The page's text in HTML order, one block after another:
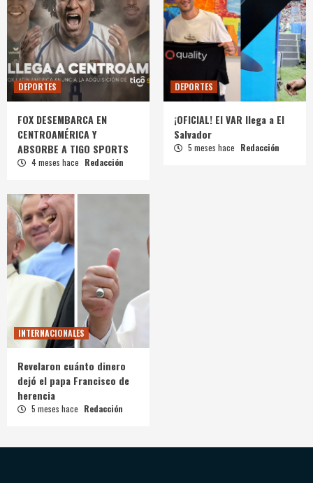
DEPORTES
FOX DESEMBARCA EN
CENTROAMÉRICA Y
ABSORBE A TIGO SPORTS
4 meses hace Redacción
DEPORTES
¡OFICIAL! El VAR llega a El
Salvador
5 meses hace Redacción
INTERNACIONALES
Revelaron cuánto dinero
dejó el papa Francisco de
herencia
5 meses hace Redacción